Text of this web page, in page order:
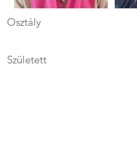
Osztály
Született